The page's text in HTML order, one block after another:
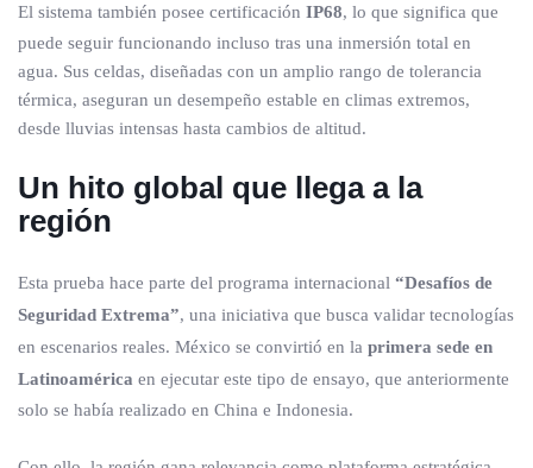
El sistema también posee certificación IP68, lo que significa que
puede seguir funcionando incluso tras una inmersión total en
agua. Sus celdas, diseñadas con un amplio rango de tolerancia
térmica, aseguran un desempeño estable en climas extremos,
desde lluvias intensas hasta cambios de altitud.
Un hito global que llega a la
región
Esta prueba hace parte del programa internacional “Desafíos de
Seguridad Extrema”, una iniciativa que busca validar tecnologías
en escenarios reales. México se convirtió en la primera sede en
Latinoamérica en ejecutar este tipo de ensayo, que anteriormente
solo se había realizado en China e Indonesia.